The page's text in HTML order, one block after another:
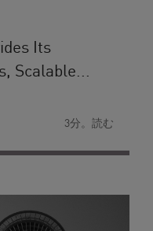
Its
Scalable...
3分。読む